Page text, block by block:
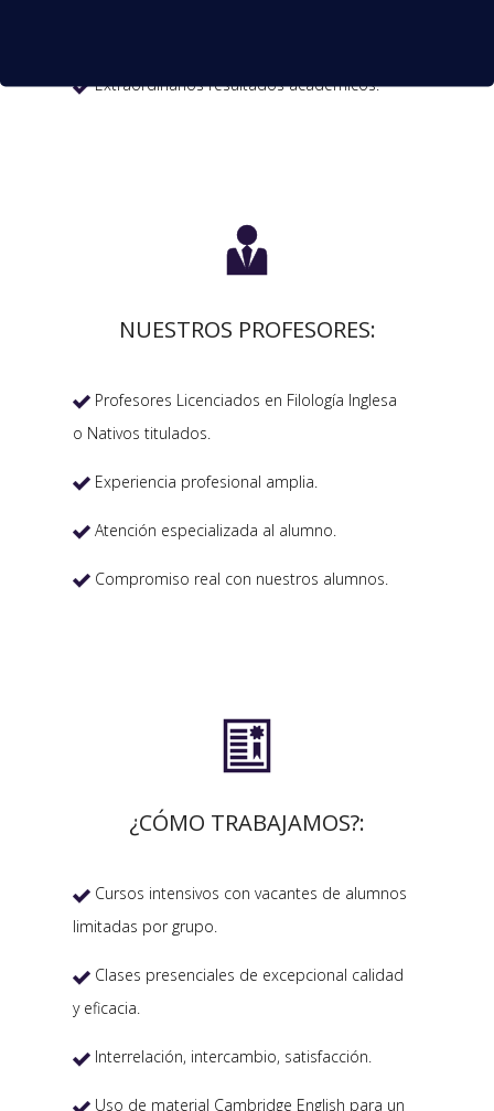
Extraordinarios resultados académicos.

NUESTROS PROFESORES:
 Profesores Licenciados en Filología Inglesa
o Nativos titulados.
 Experiencia profesional amplia.
 Atención especializada al alumno.
 Compromiso real con nuestros alumnos.

¿CÓMO TRABAJAMOS?:
 Cursos intensivos con vacantes de alumnos
limitadas por grupo.
 Clases presenciales de excepcional calidad
y eficacia.
 Interrelación, intercambio, satisfacción.
 Uso de material Cambridge English para un